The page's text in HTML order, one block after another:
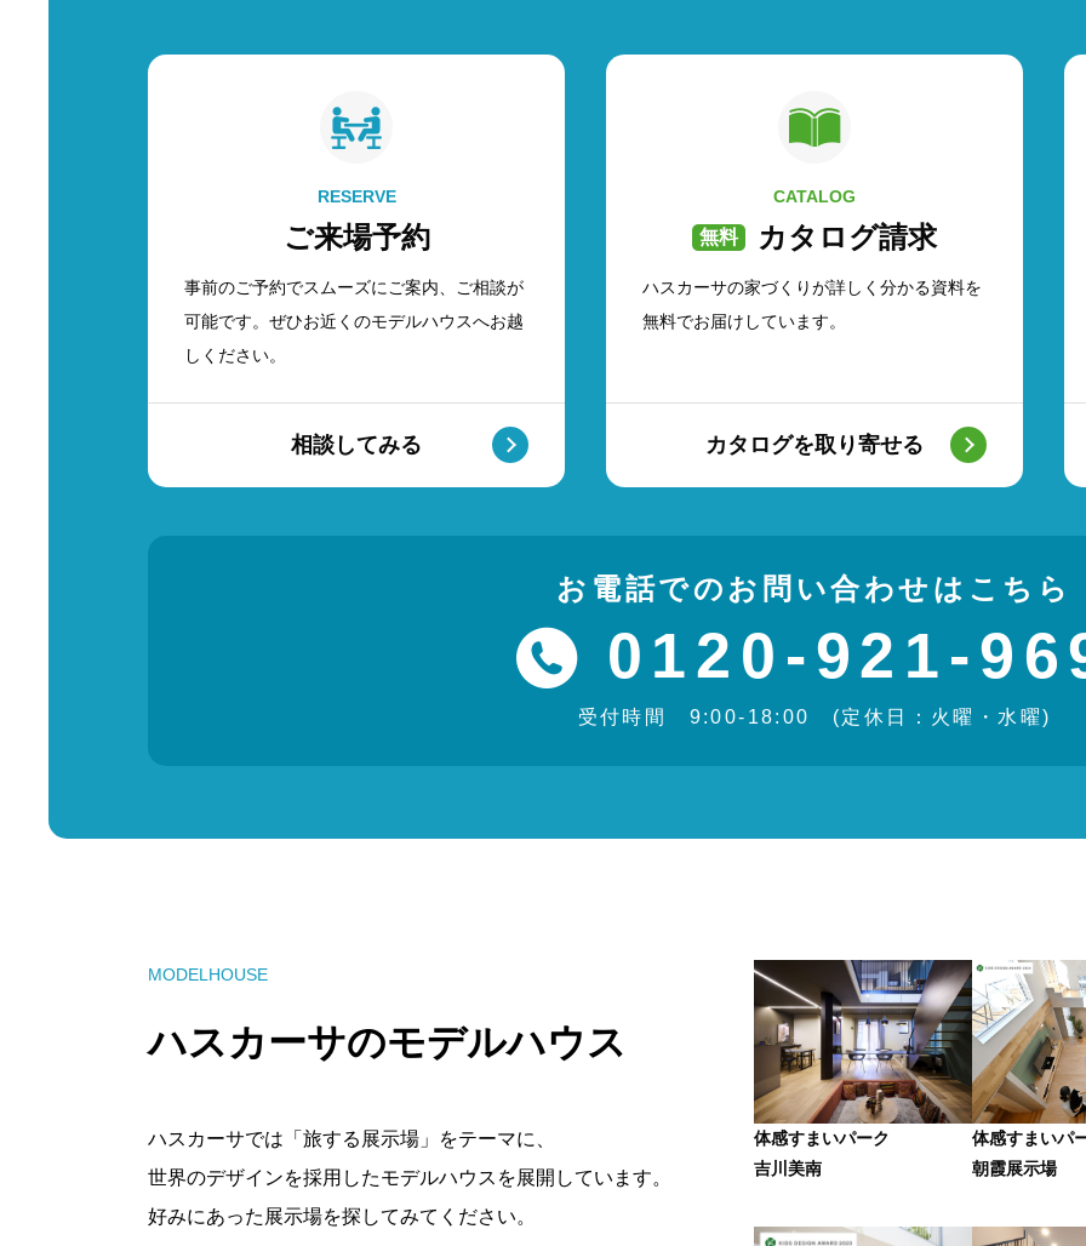
RESERVE
ご来場予約
事前のご予約でスムーズにご案内、ご相談が
可能です。ぜひお近くのモデルハウスへお越
しください。
相談してみる
CATALOG
カタログ請求
ハスカーサの家づくりが詳しく分かる資料を
無料でお届けしています。
カタログを取り寄せる
お電話でのお問い合わせはこちら
0120-921-
受付時間 9:00-18:00 (定休日：火曜・水曜)
MODELHOUSE
ハスカーサのモデルハウス
ハスカーサでは「旅する展示場」をテーマに、
世界のデザインを採用したモデルハウスを展開しています。
好みにあった展示場を探してみてください。
体感すまいパーク
吉川美南
体感すまいパ
朝霞展示場